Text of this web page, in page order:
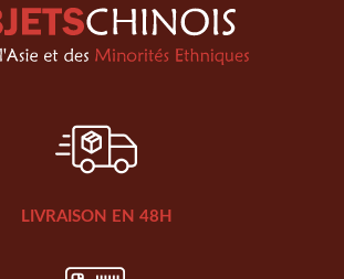
LIVRAISON EN 48H